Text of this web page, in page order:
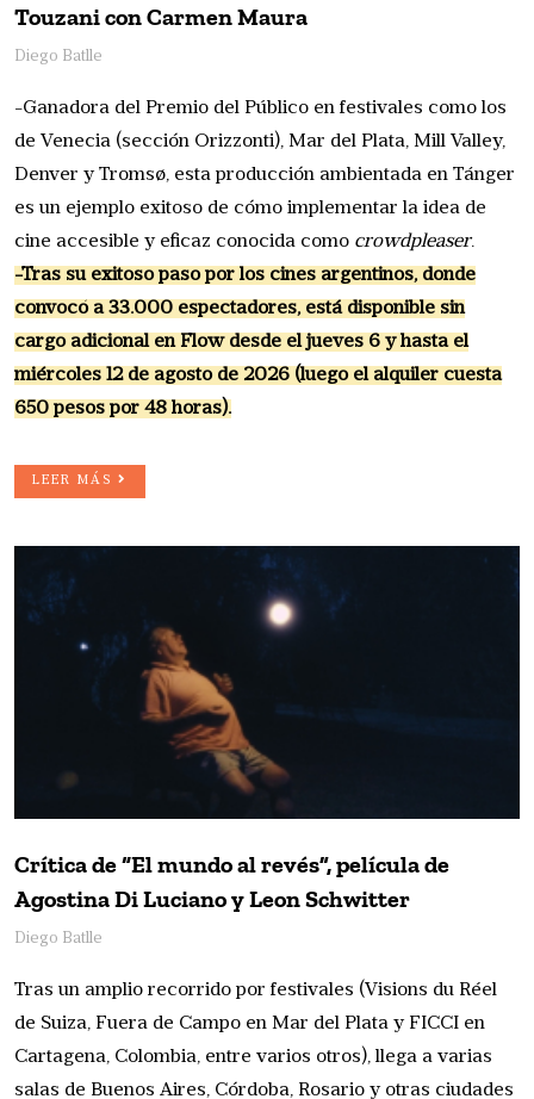
Touzani con Carmen Maura
Diego Batlle
-Ganadora del Premio del Público en festivales como los
de Venecia (sección Orizzonti), Mar del Plata, Mill Valley,
Denver y Tromsø, esta producción ambientada en Tánger
es un ejemplo exitoso de cómo implementar la idea de
cine accesible y eficaz conocida como crowdpleaser.
-Tras su exitoso paso por los cines argentinos, donde
convocó a 33.000 espectadores, está disponible sin
cargo adicional en Flow desde el jueves 6 y hasta el
miércoles 12 de agosto de 2026 (luego el alquiler cuesta
650 pesos por 48 horas).
LEER MÁS
Crítica de “El mundo al revés”, película de
Agostina Di Luciano y Leon Schwitter
Diego Batlle
Tras un amplio recorrido por festivales (Visions du Réel
de Suiza, Fuera de Campo en Mar del Plata y FICCI en
Cartagena, Colombia, entre varios otros), llega a varias
salas de Buenos Aires, Córdoba, Rosario y otras ciudades